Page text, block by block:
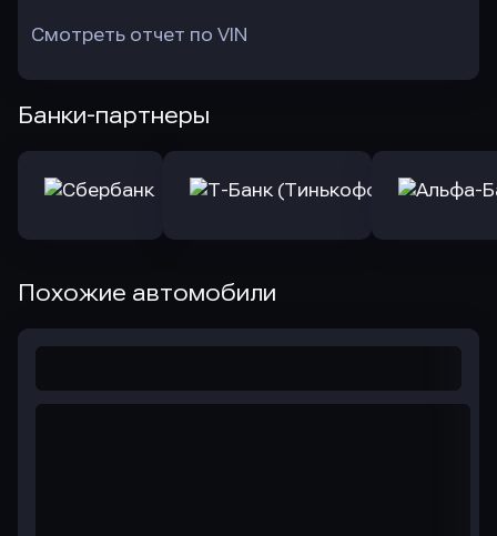
Смотреть отчет по VIN
Банки-партнеры
Похожие автомобили